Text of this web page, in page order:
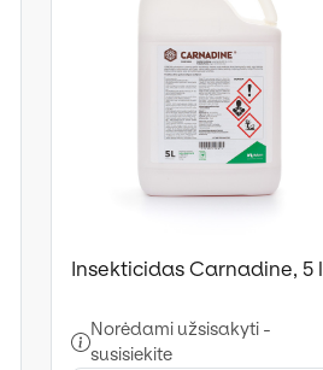
Insekticidas Carnadine, 5 l
Norėdami užsisakyti -
susisiekite